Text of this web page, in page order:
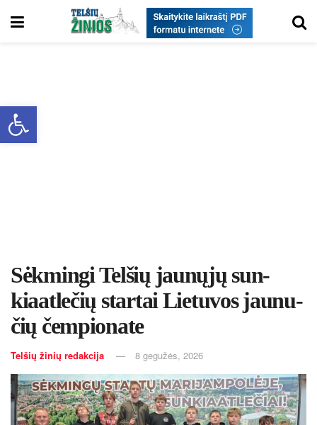
Open toolbar
Sėk­min­gi Tel­šių jau­nų­jų sun­
kiaat­le­čių star­tai Lie­tu­vos jau­nu­
čių čem­pio­na­te
Telšių žinių redakcija 8 gegužės, 2026